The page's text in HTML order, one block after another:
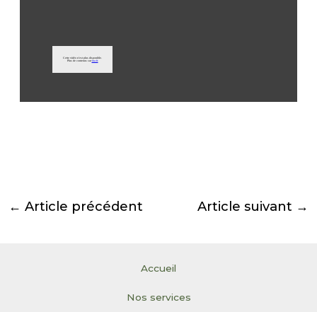
← Article précédent Article suivant →
Accueil
Nos services